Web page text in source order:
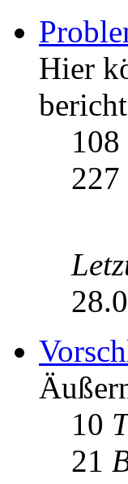
Hier
108
227
10
21